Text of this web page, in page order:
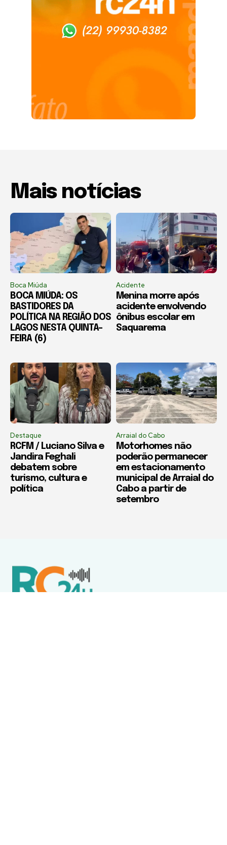
Mais notícias
Boca Miúda
BOCA MIÚDA: OS
BASTIDORES DA
POLÍTICA NA REGIÃO DOS
LAGOS NESTA QUINTA-
FEIRA (6)
Acidente
Menina morre após
acidente envolvendo
ônibus escolar em
Saquarema
Destaque
RCFM / Luciano Silva e
Jandira Feghali
debatem sobre
turismo, cultura e
política
Arraial do Cabo
Motorhomes não
poderão permanecer
em estacionamento
municipal de Arraial do
Cabo a partir de
setembro